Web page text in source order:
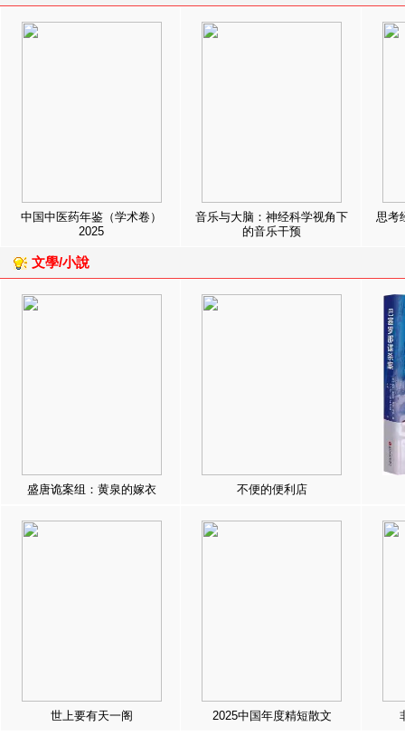
中国中医药年鉴（学术卷）
2025
音乐与大脑：神经科学视角下
的音乐干预
思考
文學/小說
盛唐诡案组：黄泉的嫁衣 不便的便利店
世上要有天一阁 2025中国年度精短散文